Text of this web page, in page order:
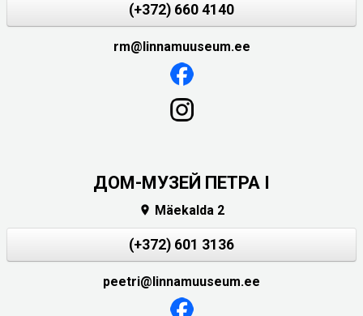
(+372) 660 4140
rm@linnamuuseum.ee
ДОМ-МУЗЕЙ ПЕТРА I
 Mäekalda 2
(+372) 601 3136
peetri@linnamuuseum.ee